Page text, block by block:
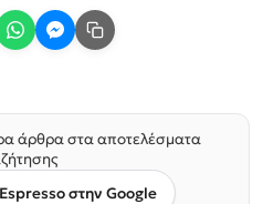
άρθρα στα αποτελέσματα
στην Google